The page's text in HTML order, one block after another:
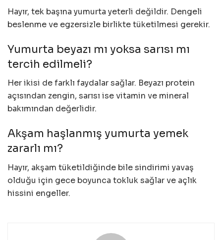
Hayır, tek başına yumurta yeterli değildir. Dengeli
beslenme ve egzersizle birlikte tüketilmesi gerekir.
Yumurta beyazı mı yoksa sarısı mı
tercih edilmeli?
Her ikisi de farklı faydalar sağlar. Beyazı protein
açısından zengin, sarısı ise vitamin ve mineral
bakımından değerlidir.
Akşam haşlanmış yumurta yemek
zararlı mı?
Hayır, akşam tüketildiğinde bile sindirimi yavaş
olduğu için gece boyunca tokluk sağlar ve açlık
hissini engeller.